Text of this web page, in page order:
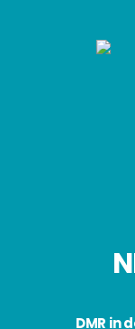
DMR in